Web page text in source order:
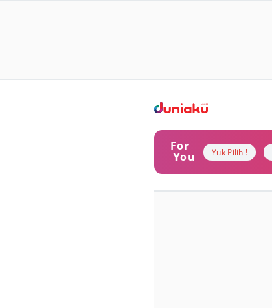
For
You Yuk Pilih !